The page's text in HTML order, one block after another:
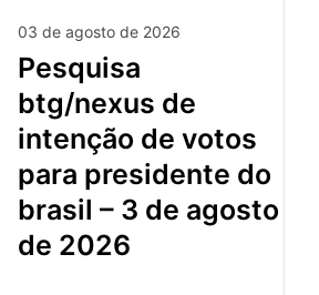
03 de agosto de 2026
pesquisa
btg/nexus de
intenção de votos
para presidente do
brasil – 3 de agosto
de 2026